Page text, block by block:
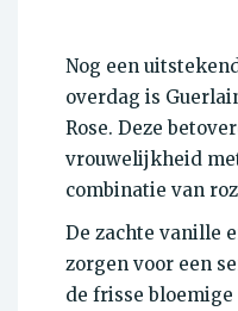
Nog een
overdag is
Rose. Deze
vrouwelijkheid
combinatie van
De zachte vanille
zorgen voor een
de frisse